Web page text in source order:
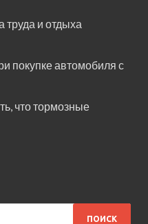
труда и отдыха
покупке автомобиля с
что тормозные